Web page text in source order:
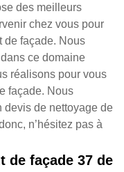
des meilleurs
chez vous pour
de façade. Nous
ce domaine
réalisons pour vous
façade. Nous
devis de nettoyage de
n’hésitez pas à
de façade 37 de